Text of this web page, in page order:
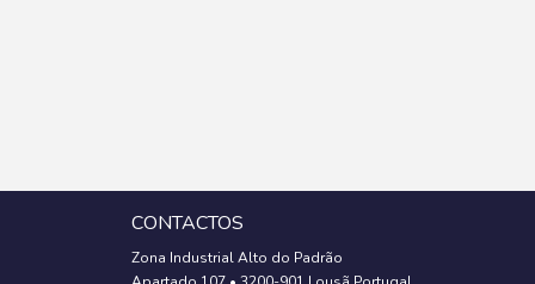
CONTACTOS
Zona Industrial Alto do Padrão